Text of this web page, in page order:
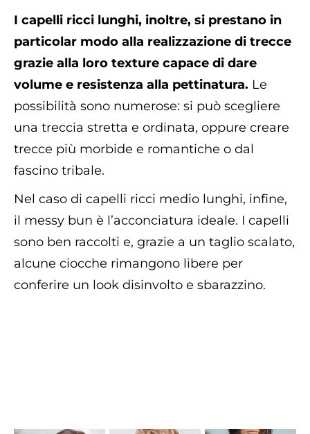
I capelli ricci lunghi, inoltre, si prestano in
particolar modo alla realizzazione di trecce
grazie alla loro texture capace di dare
volume e resistenza alla pettinatura. Le
possibilità sono numerose: si può scegliere
una treccia stretta e ordinata, oppure creare
trecce più morbide e romantiche o dal
fascino tribale.
Nel caso di capelli ricci medio lunghi, infine,
il messy bun è l’acconciatura ideale. I capelli
sono ben raccolti e, grazie a un taglio scalato,
alcune ciocche rimangono libere per
conferire un look disinvolto e sbarazzino.